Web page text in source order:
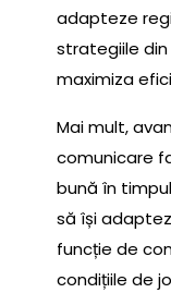
adapteze
strategiile
maximiza
Mai mult,
comunicare
bună în
să își
funcție de
condițiile de